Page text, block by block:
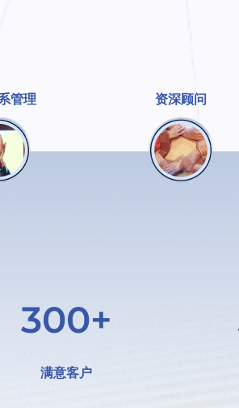
管理 资深顾问
300+
满意客户